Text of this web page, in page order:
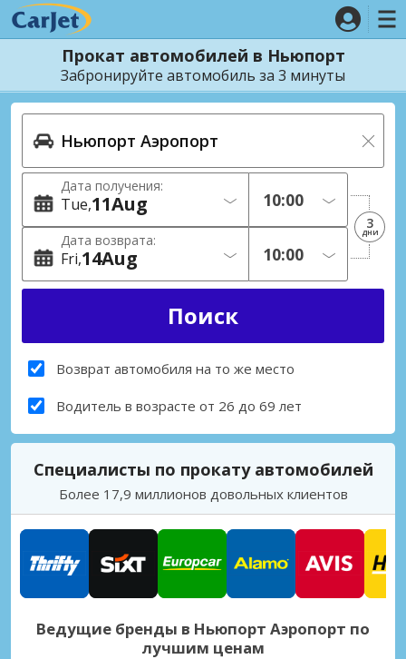
Прокат автомобилей в Ньюпорт
Забронируйте автомобиль за 3 минуты
Дата получения:
Tue 11Aug
Дата возврата:
Fri 14Aug
3
дни
Возврат автомобиля на то же место
Водитель в возрасте от 26 до 69 лет
Специалисты по прокату автомобилей
Более 17,9 миллионов довольных клиентов
Ведущие бренды в Ньюпорт Аэропорт по
лучшим ценам